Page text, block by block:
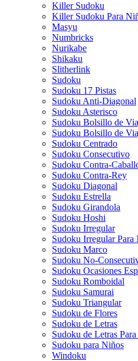
Killer Sudoku
Killer Sudoku Para
Masyu
Numbricks
Nurikabe
Shikaku
Slitherlink
Sudoku
Sudoku 17 Pistas
Sudoku Anti-Diagonal
Sudoku Asterisco
Sudoku Bolsillo de
Sudoku Bolsillo de
Sudoku Centrado
Sudoku Consecutivo
Sudoku Contra-
Sudoku Contra-Rey
Sudoku Diagonal
Sudoku Estrella
Sudoku Girandola
Sudoku Hoshi
Sudoku Irregular
Sudoku Irregular Para
Sudoku Marco
Sudoku No-
Sudoku Ocasiones
Sudoku Romboidal
Sudoku Samurai
Sudoku Triangular
Sudoku de Flores
Sudoku de Letras
Sudoku de Letras
Sudoku para Niños
Windoku